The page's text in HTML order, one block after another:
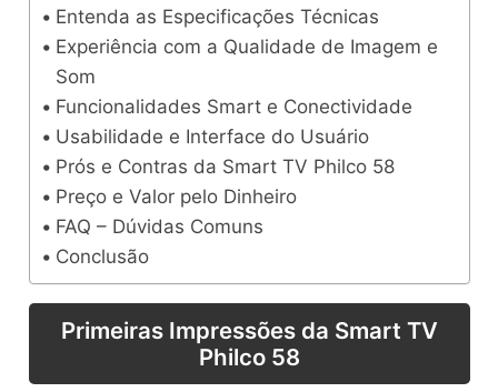
Entenda as Especificações Técnicas
Experiência com a Qualidade de Imagem e
Som
Funcionalidades Smart e Conectividade
Usabilidade e Interface do Usuário
Prós e Contras da Smart TV Philco 58
Preço e Valor pelo Dinheiro
FAQ – Dúvidas Comuns
Conclusão
Primeiras Impressões da Smart TV
Philco 58